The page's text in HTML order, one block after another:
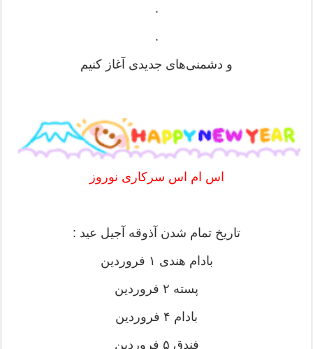
.
.
و دشمنی‌های جدیدی آغاز کنیم
اس ام اس سرکاری نوروز
تاریخ تمام شدن آذوقه آجیل عید :
بادام هندی ۱ فروردین
پسته ٢ فروردین
بادام ۴ فروردین
فندق ۵ فروردین